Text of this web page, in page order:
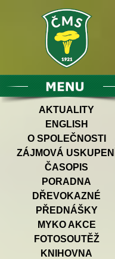
AKTUALITY
ENGLISH
O SPOLEČNOSTI
ZÁJMOVÁ USKUPENÍ
ČASOPIS
PORADNA
DŘEVOKAZNÉ
PŘEDNÁŠKY
MYKO AKCE
FOTOSOUTĚŽ
KNIHOVNA